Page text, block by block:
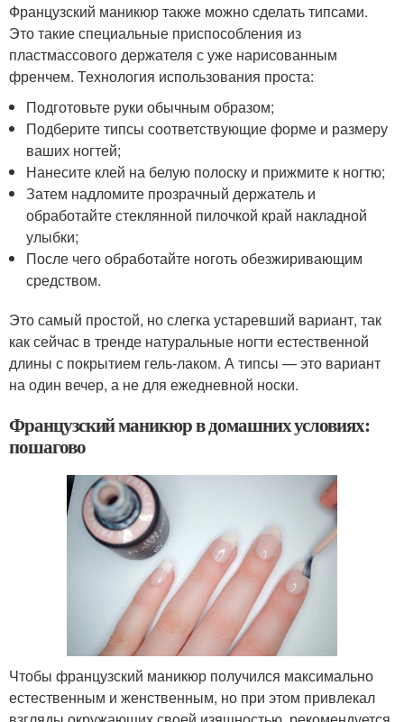
Французский маникюр также можно сделать типсами.
Это такие специальные приспособления из
пластмассового держателя с уже нарисованным
френчем. Технология использования проста:
Подготовьте руки обычным образом;
Подберите типсы соответствующие форме и размеру
ваших ногтей;
Нанесите клей на белую полоску и прижмите к ногтю;
Затем надломите прозрачный держатель и
обработайте стеклянной пилочкой край накладной
улыбки;
После чего обработайте ноготь обезжиривающим
средством.
Это самый простой, но слегка устаревший вариант, так
как сейчас в тренде натуральные ногти естественной
длины с покрытием гель-лаком. А типсы — это вариант
на один вечер, а не для ежедневной носки.
Французский маникюр в домашних условиях:
пошагово
Чтобы французский маникюр получился максимально
естественным и женственным, но при этом привлекал